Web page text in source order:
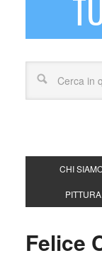
CHI
PITTURA
Felice